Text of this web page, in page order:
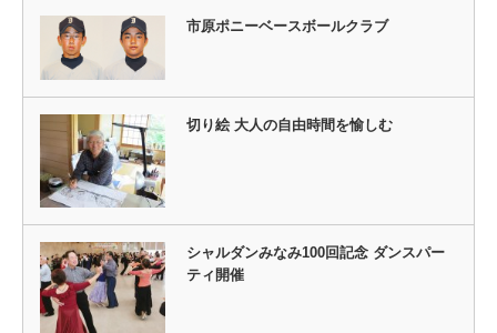
市原ポニーベースボールクラブ
切り絵 大人の自由時間を愉しむ
シャルダンみなみ100回記念 ダンスパー
ティ開催